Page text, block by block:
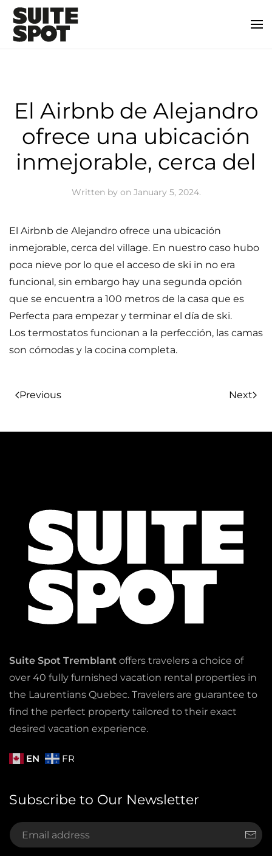
El Airbnb de Alejandro
ofrece una ubicación
inmejorable, cerca del
Written by on January 5, 2024.
El Airbnb de Alejandro ofrece una ubicación
inmejorable, cerca del village. En nuestro caso hubo
poca nieve por lo que el acceso de ski in no era
funcional, sin embargo hay una segunda opción
que se encuentra a 100 metros de la casa que es
Perfecta para empezar y terminar el día de ski.
Los termostatos funcionan a la perfección, las camas
son cómodas y la cocina completa.
Previous Next
Suite Spot Tremblant offers travelers a choice of
over 40 fully furnished vacation rental properties in
the Laurentians Quebec. Travelers are guarantee to
find the perfect property tailored to their exact
desired vacation experience.
EN FR
Subscribe to Our Newsletter